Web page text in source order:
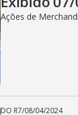
Ações de
DO R7/08/04/2024